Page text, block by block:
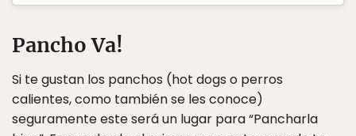
Pancho Va!
Si te gustan los panchos (hot dogs o perros
calientes, como también se les conoce)
seguramente este será un lugar para “Pancharla